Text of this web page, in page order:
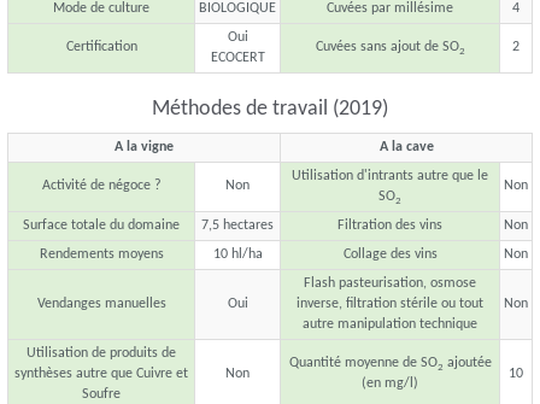
Mode de culture BIOLOGIQUE Cuvées par millésime 4
Certification
Oui
ECOCERT
Cuvées sans ajout de SO2 2
Méthodes de travail (2019)
A la vigne A la cave
Activité de négoce ? Non
Utilisation d'intrants autre que le
SO2
Non
Surface totale du domaine 7,5 hectares Filtration des vins
Non
Rendements moyens
10 hl/ha Collage des vins Non
Vendanges manuelles Oui
Flash pasteurisation, osmose
inverse, filtration stérile ou tout
autre manipulation technique
Non
Utilisation de produits de
synthèses autre que Cuivre et
Soufre
Non
Quantité moyenne de SO2 ajoutée
(en mg/l)
10